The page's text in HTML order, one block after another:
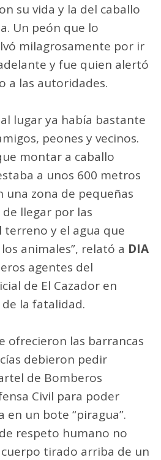
su vida y la del caballo
Un peón que lo
milagrosamente por ir
y fue quien alertó
a las autoridades.
lugar ya había bastante
peones y vecinos.
montar a caballo
a unos 600 metros
una zona de pequeñas
llegar por las
y el agua que
animales”, relató a DIA
agentes del
de El Cazador en
la fatalidad.
ofrecieron las barrancas
debieron pedir
de Bomberos
Civil para poder
en un bote “piragua”.
respeto humano no
tirado arriba de un